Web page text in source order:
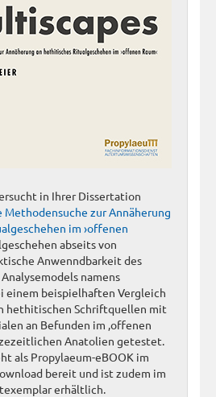
in Ihrer Dissertation
Methodensuche zur Annäherung
im ›offenen
abseits von
Anwenndbarkeit des
namens
einem beispielhaften Vergleich
hethitischen Schriftquellen mit
an Befunden im ‚offenen
Anatolien getestet.
als Propylaeum-eBOOK im
bereit und ist zudem im
erhältlich.